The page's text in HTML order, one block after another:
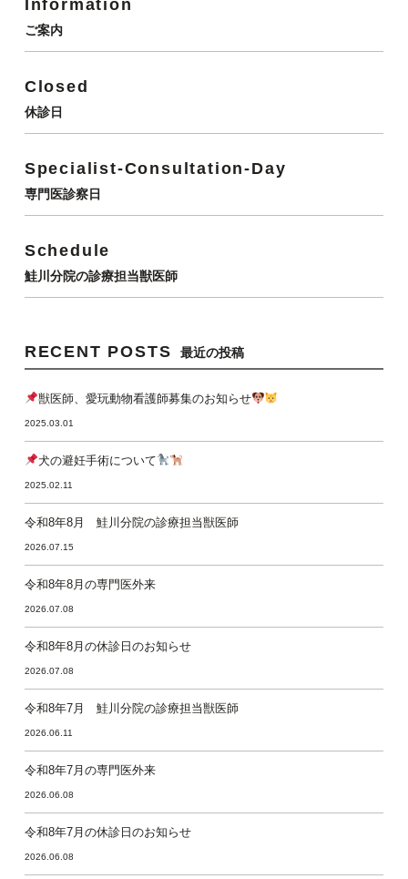
Information
ご案内
Closed
休診日
Specialist-Consultation-Day
専門医診察日
Schedule
鮭川分院の診療担当獣医師
RECENT POSTS 最近の投稿
獣医師、愛玩動物看護師募集のお知らせ
2025.03.01
犬の避妊手術について
2025.02.11
令和8年8月 鮭川分院の診療担当獣医師
2026.07.15
令和8年8月の専門医外来
2026.07.08
令和8年8月の休診日のお知らせ
2026.07.08
令和8年7月 鮭川分院の診療担当獣医師
2026.06.11
令和8年7月の専門医外来
2026.06.08
令和8年7月の休診日のお知らせ
2026.06.08